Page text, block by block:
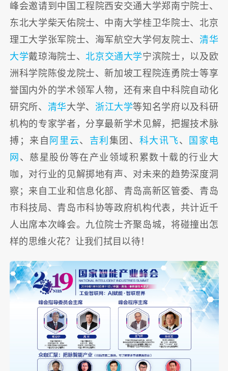
峰会邀请到中国工程院西安交通大学郑南宁院士、
东北大学柴天佑院士、中南大学桂卫华院士、北京
理工大学张军院士、海军航空大学何友院士、 清华
大学戴琼海院士、北京交通大学宁滨院士，以及欧
洲科学院陈俊龙院士、新加坡工程院连勇院士等享
誉国内外的学术领军人物，还有来自中科院自动化
研究所、 清华大学、 浙江大学等知名学府以及科研
机构的专家学者，分享最新学术见解，把握技术脉
搏；来自 阿里云、 吉利 集团、 科大讯飞、
国家电
网 、慈星股份等在产业领域积累数十载的行业大
咖，对行业的见解掷地有声、对未来的趋势深度洞
察；来自工业和信息化部、青岛高新区管委、青岛
市科技局、青岛市科协等政府机构代表，共计近千
人出席本次峰会。九位院士齐聚岛城，将碰撞出怎
样的思维火花？让我们拭目以待！